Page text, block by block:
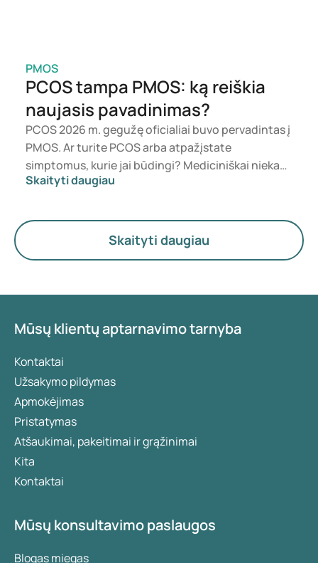
PMOS
PCOS tampa PMOS: ką reiškia
naujasis pavadinimas?
PCOS 2026 m. gegužę oficialiai buvo pervadintas į
PMOS. Ar turite PCOS arba atpažįstate
simptomus, kurie jai būdingi? Mediciniškai niekas
iš karto nesikeičia. Naujas terminas labiau
kiaušidžių veiklą.
Skaityti daugiau
Skaityti daugiau
Mūsų klientų aptarnavimo tarnyba
Kontaktai
Užsakymo pildymas
Apmokėjimas
Pristatymas
Atšaukimai, pakeitimai ir grąžinimai
Kita
Kontaktai
Mūsų konsultavimo paslaugos
Blogas miegas